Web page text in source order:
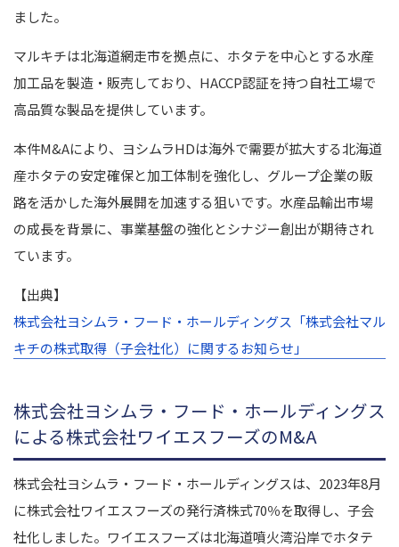
ました。
マルキチは北海道網走市を拠点に、ホタテを中心とする水産
加工品を製造・販売しており、HACCP認証を持つ自社工場で
高品質な製品を提供しています。
本件M&Aにより、ヨシムラHDは海外で需要が拡大する北海道
産ホタテの安定確保と加工体制を強化し、グループ企業の販
路を活かした海外展開を加速する狙いです。水産品輸出市場
の成長を背景に、事業基盤の強化とシナジー創出が期待され
ています。
【出典】
株式会社ヨシムラ・フード・ホールディングス「株式会社マル
キチの株式取得（子会社化）に関するお知らせ」
株式会社ヨシムラ・フード・ホールディングス
による株式会社ワイエスフーズのM&A
株式会社ヨシムラ・フード・ホールディングスは、2023年8月
に株式会社ワイエスフーズの発行済株式70％を取得し、子会
社化しました。ワイエスフーズは北海道噴火湾沿岸でホタテ